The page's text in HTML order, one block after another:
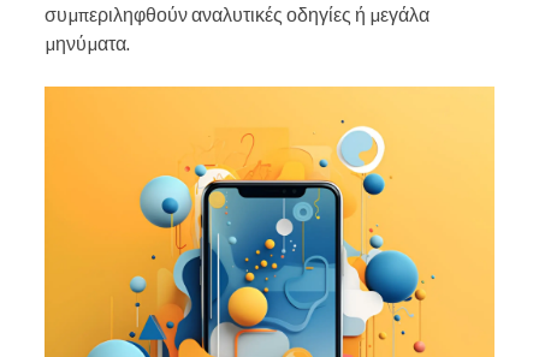
συμπεριληφθούν αναλυτικές οδηγίες ή μεγάλα
μηνύματα.